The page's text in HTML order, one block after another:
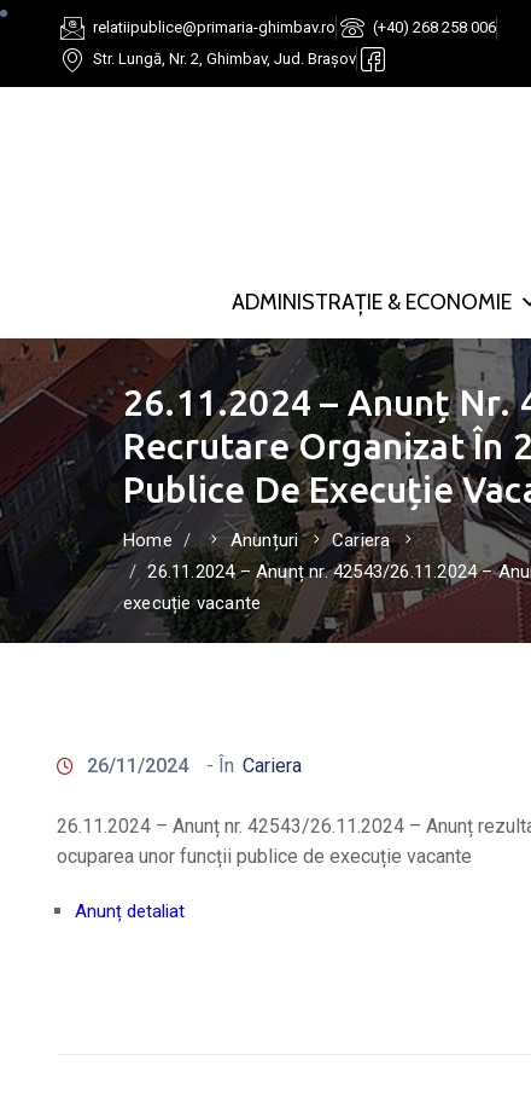
relatiipublice@primaria-ghimbav.ro
(+40) 268 258 006
Str. Lungă, Nr. 2, Ghimbav, Jud. Brașov
ADMINISTRAȚIE & ECONOMIE
26.11.2024 – Anunț Nr.
Recrutare Organizat În
Publice De Execuție
Home Anunțuri
Cariera
26.11.2024 – Anunț nr. 42543/26.11.2024 –
execuție vacante
26/11/2024 - În Cariera
26.11.2024 – Anunț nr. 42543/26.11.2024 – Anunț
ocuparea unor funcții publice de execuție vacante
Anunț detaliat